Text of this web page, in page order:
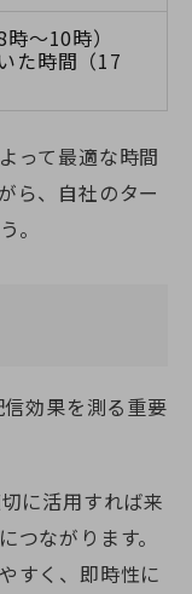
〜10時）
た時間（17
って最適な時間
ら、自社のター
。
効果を測る重要
に活用すれば来
ながります。
すく、即時性に